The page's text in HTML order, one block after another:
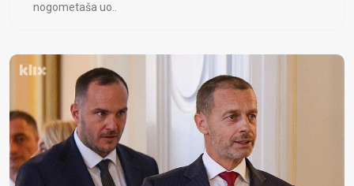
nogometaša uo..